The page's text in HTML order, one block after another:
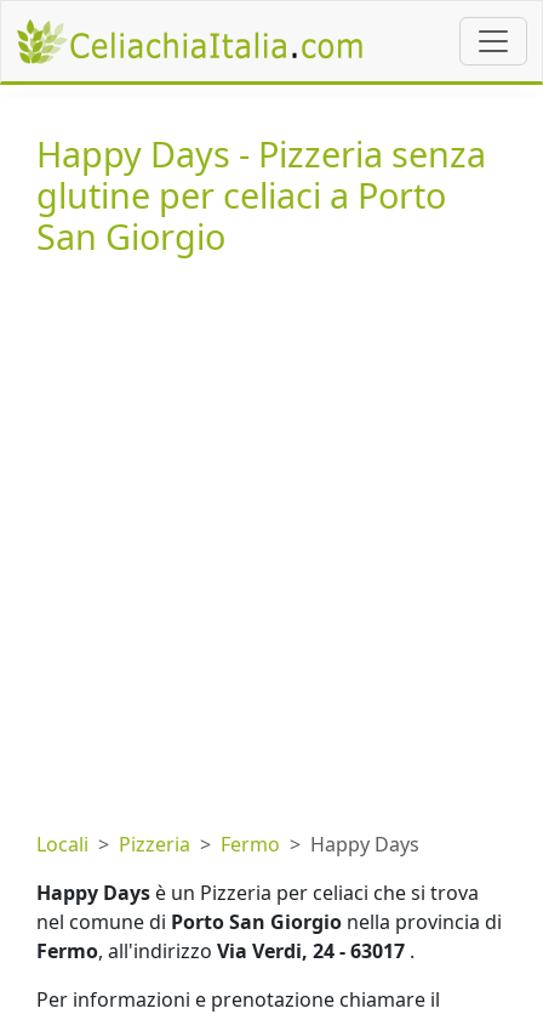
Happy Days - Pizzeria senza
glutine per celiaci a Porto
San Giorgio
Locali Pizzeria Fermo
Happy Days
Happy Days è un Pizzeria per celiaci che si trova
nel comune di Porto San Giorgio nella provincia di
Fermo, all'indirizzo Via Verdi, 24 - 63017 .
Per informazioni e prenotazione chiamare il